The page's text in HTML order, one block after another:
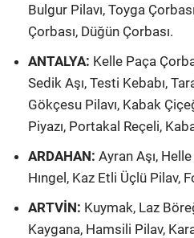
Bulgur Pilavı, Toyga
Çorbası, Düğün Çorbası.
ANTALYA: Kelle Paça
Sedik Aşı, Testi Kebabı,
Gökçesu Pilavı, Kabak
Piyazı, Portakal Reçeli,
ARDAHAN: Ayran Aşı,
Hıngel, Kaz Etli Üçlü Pilav,
ARTVİN: Kuymak, Laz
Kaygana, Hamsili Pilav,